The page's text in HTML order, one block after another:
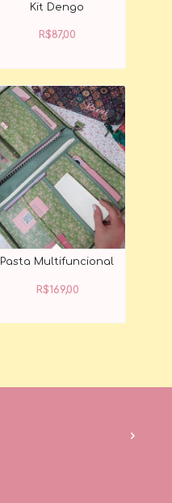
Kit Dengo
R$87,00
Pasta Multifuncional
R$169,00